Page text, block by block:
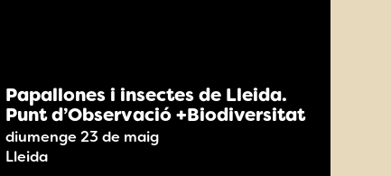
Papallones i insectes de Lleida.
Punt d’Observació +Biodiversitat
diumenge 23 de maig
Lleida